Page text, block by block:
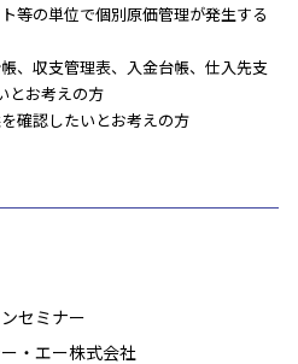
等の単位で個別原価管理が発生する
、収支管理表、入金台帳、仕入先支
とお考えの方
確認したいとお考えの方
セミナー
・エー株式会社